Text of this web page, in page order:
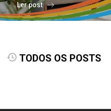
Ler post
TODOS OS POSTS